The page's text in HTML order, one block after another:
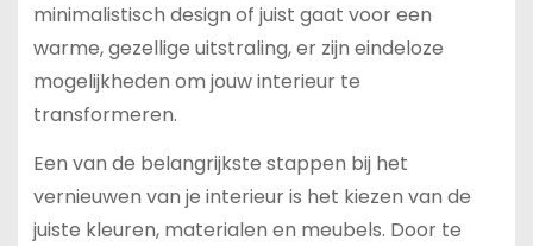
minimalistisch design of juist gaat voor een
warme, gezellige uitstraling, er zijn eindeloze
mogelijkheden om jouw interieur te
transformeren.
Een van de belangrijkste stappen bij het
vernieuwen van je interieur is het kiezen van de
juiste kleuren, materialen en meubels. Door te